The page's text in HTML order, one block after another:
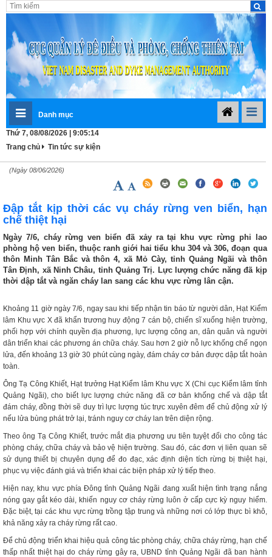
Danh mục
Thứ 7, 08/08/2026 | 9:05:15
Trang chủ
Tin tức sự kiện
(Ngày 08/06/2026)
Đập tắt kịp thời các vụ cháy rừng ven biển, hạn
chế thiệt hại
Ngày 7/6, cháy rừng ven biển đã xảy ra tại khu vực rừng phi lao
phòng hộ ven biển, thuộc ranh giới hai tiểu khu 304 và 306, đoạn qua
thôn Minh Tân Bắc và thôn 4, xã Mỏ Cày, tỉnh Quảng Ngãi và thôn
Tân Định, xã Ninh Châu, tỉnh Quảng Trị. Lực lượng chức năng đã kịp
thời dập tắt và ngăn cháy lan sang các khu vực rừng lân cận.
Khoảng 11 giờ ngày 7/6, ngay sau khi tiếp nhận tin báo từ người dân, Hạt Kiểm
lâm Khu vực X đã khẩn trương huy động 7 cán bộ, chiến sĩ xuống hiện trường,
phối hợp với chính quyền địa phương, lực lượng công an, dân quân và người
dân triển khai các phương án chữa cháy. Sau hơn 2 giờ nỗ lực khống chế ngọn
lửa, đến khoảng 13 giờ 30 phút cùng ngày, đám cháy cơ bản được dập tắt hoàn
toàn.
Ông Tạ Công Khiết, Hạt trưởng Hạt Kiểm lâm Khu vực X (Chi cục Kiểm lâm tỉnh
Quảng Ngãi), cho biết lực lượng chức năng đã cơ bản khống chế và dập tắt
đám cháy, đồng thời sẽ duy trì lực lượng túc trực xuyên đêm để chủ động xử lý
nếu lửa bùng phát trở lại, tránh nguy cơ cháy lan trên diện rộng.
Theo ông Tạ Công Khiết, trước mắt địa phương ưu tiên tuyệt đối cho công tác
phòng cháy, chữa cháy và bảo vệ hiện trường. Sau đó, các đơn vị liên quan sẽ
sử dụng thiết bị chuyên dụng để đo đạc, xác định diện tích rừng bị thiệt hại,
phục vụ việc đánh giá và triển khai các biện pháp xử lý tiếp theo.
Hiện nay, khu vực phía Đông tỉnh Quảng Ngãi đang xuất hiện tình trạng nắng
nóng gay gắt kéo dài, khiến nguy cơ cháy rừng luôn ở cấp cực kỳ nguy hiểm.
Đặc biệt, tại các khu vực rừng trồng tập trung và những nơi có lớp thực bì khô,
khả năng xảy ra cháy rừng rất cao.
Để chủ động triển khai hiệu quả công tác phòng cháy, chữa cháy rừng, hạn chế
thấp nhất thiệt hại do cháy rừng gây ra, UBND tỉnh Quảng Ngãi đã ban hành